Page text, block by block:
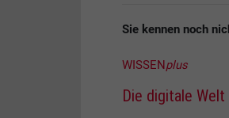
Sie kennen noch
WISSEN plus
Die digitale